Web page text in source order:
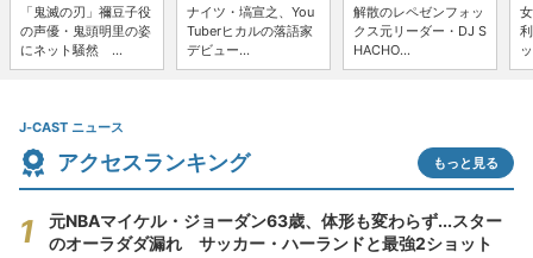
「鬼滅の刃」禰豆子役
の声優・鬼頭明里の姿
にネット騒然 ...
ナイツ・塙宣之、You
Tuberヒカルの落語家
デビュー...
解散のレペゼンフォッ
クス元リーダー・DJ S
HACHO...
J-CAST ニュース
アクセスランキング もっと見る
元NBAマイケル・ジョーダン63歳、体形も変わらず...スター
のオーラダダ漏れ サッカー・ハーランドと最強2ショット